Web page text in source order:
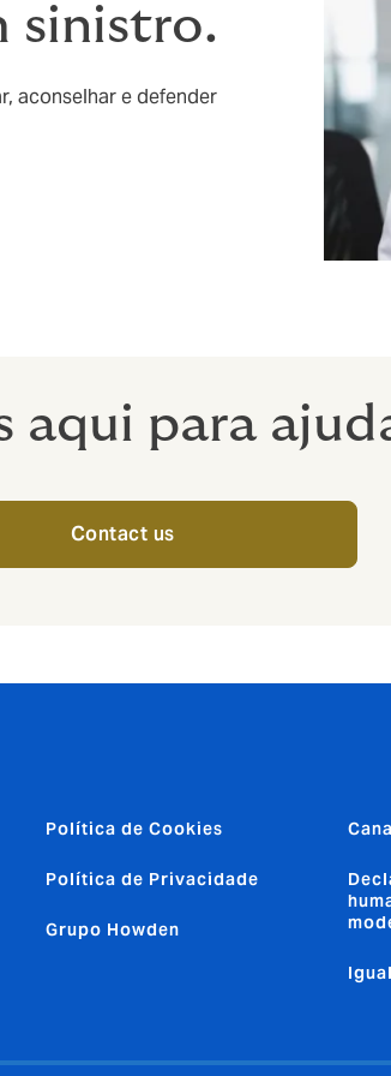
sinistro.
aconselhar e defender
aqui para
Contact us
Política de Cookies
Política de Privacidade
Grupo Howden